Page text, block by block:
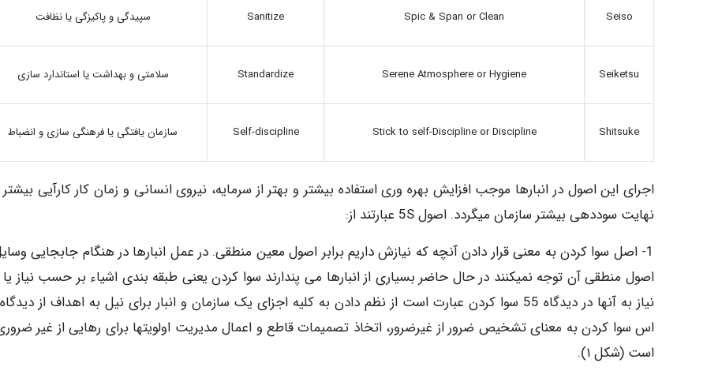
Seiso
Spic & Span or Clean
Sanitize سپیدگی و پاکیزگی یا نظافت
Seiketsu
Serene Atmosphere or Hygiene
Standardize سلامتی و بهداشت یا استاندارد سازی
Shitsuke
Stick to self-Discipline or Discipline
Self-discipline سازمان یافتگی یا فرهنگی سازی و انضباط
اجرای این اصول در انبارها موجب افزایش بهره وری استفاده بیشتر و بهتر از سرمایه، نیروی انسانی و زمان کار کارآیی
نهایت سوددهی بیشتر سازمان میگردد. اصول 5S عبارتند از:
1- اصل سوا کردن به معنی قرار دادن آنچه که نیازش داریم برابر اصول معین منطقی. در عمل انبارها در هنگام جابجایی
اصول منطقی آن توجه نمیکنند در حال حاضر بسیاری از انبارها می پندارند سوا کردن یعنی طبقه بندی اشیاء بر حسب نیاز
نیاز به آنها در دیدگاه 55 سوا کردن عبارت است از نظم دادن به کلیه اجزای یک سازمان و انبار برای نیل به اهداف از
اس سوا کردن به معنای تشخیص ضرور از غیرضرور، اتخاذ تصمیمات قاطع و اعمال مدیریت اولویتها برای رهایی از غیر
است (شکل ۱).